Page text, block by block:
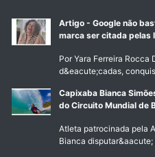
Artigo - Google não
marca ser citada pelas
Por Yara Ferreira Rocca
d&eacute;cadas,
Capixaba Bianca
do Circuito Mundial de
Atleta patrocinada pela
Bianca disputar&aacute;